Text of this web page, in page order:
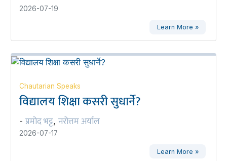
2026-07-19
Learn More »
Chautarian Speaks
विद्यालय शिक्षा कसरी सुधार्ने?
- प्रमोद भट्ट, नरोत्तम अर्याल
2026-07-17
Learn More »